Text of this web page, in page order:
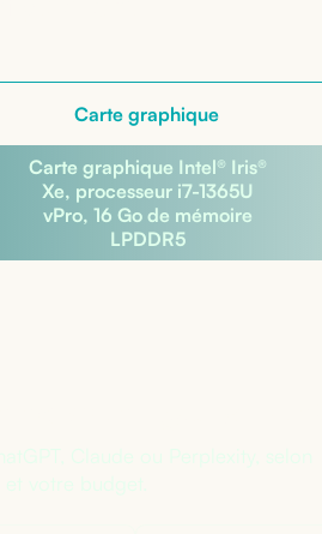
Carte graphique
Carte graphique Intel® Iris®
Xe, processeur i7-1365U
vPro, 16 Go de mémoire
LPDDR5